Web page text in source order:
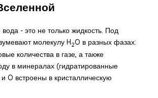
- это не только жидкость. Под
молекулу H2O в разных фазах:
количества в газе, а также
в минералах (гидратированные
O встроены в кристаллическую